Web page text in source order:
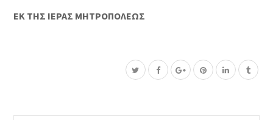
ΕΚ ΤΗΣ ΙΕΡΑΣ ΜΗΤΡΟΠΟΛΕΩΣ